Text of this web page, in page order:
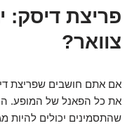
פריצת דיסק:
צוואר?
אם אתם חושבים שפריצת
את כל הפאנל של המופע.
שהתסמינים יכולים להיות